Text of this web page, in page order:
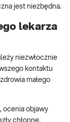
jest niezbędna.
lekarza
niezwłocznie
kontaktu
małego
ocenia objawy
chłonne,